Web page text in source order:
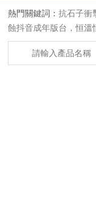
熱門關鍵詞：抗石子衝
蝕抖音成年版台，恒溫
耐氣候老化抖音成年
箱，淋雨抖音成年版